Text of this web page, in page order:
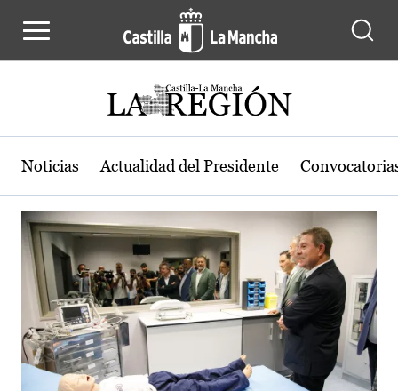
Actualidad de la región de Castilla-
Noticias Actualidad del Presidente